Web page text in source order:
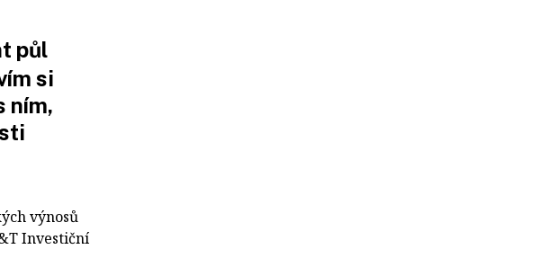
půl
si
ním,
výnosů
Investiční